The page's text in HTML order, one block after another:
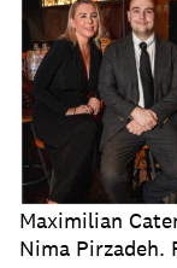
Maximilian
Nima Pirzadeh.